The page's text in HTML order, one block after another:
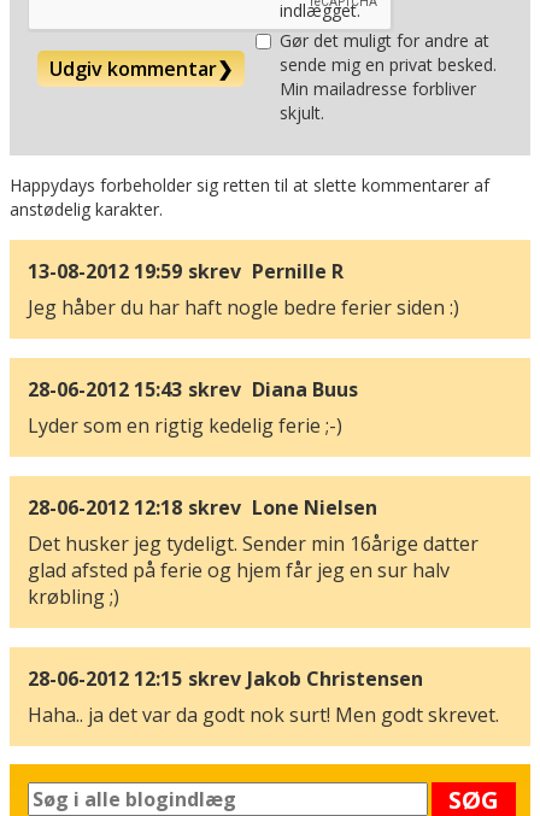
Udgiv kommentar❯
indlægget.
Gør det muligt for andre at
sende mig en privat besked.
Min mailadresse forbliver
skjult.
Happydays forbeholder sig retten til at slette kommentarer af
anstødelig karakter.
13-08-2012 19:59 skrev Pernille R
Jeg håber du har haft nogle bedre ferier siden :)
28-06-2012 15:43 skrev Diana Buus
Lyder som en rigtig kedelig ferie ;-)
28-06-2012 12:18 skrev Lone Nielsen
Det husker jeg tydeligt. Sender min 16årige datter
glad afsted på ferie og hjem får jeg en sur halv
krøbling ;)
28-06-2012 12:15 skrev Jakob Christensen
Haha.. ja det var da godt nok surt! Men godt skrevet.
SØG